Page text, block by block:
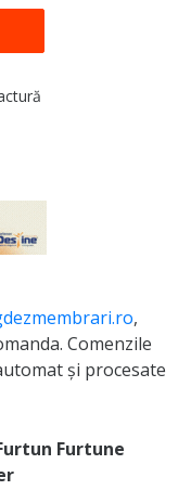
,
Comenzile
și procesate
Furtune